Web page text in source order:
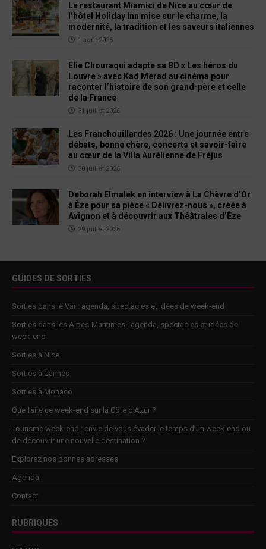
Le restaurant Miamici de Nice au cœur de
l’hôtel Holiday Inn mise sur le charme, la
modernité, la tradition et les saveurs italiennes
1 août 2026
Élie Chouraqui adapte sa BD « Les héros du
Louvre » avec Kad Merad au cinéma pour
raconter l’histoire de son grand-père et celle
de la France
31 juillet 2026
Les Franchouillardes 2026 : Une journée entre
débats, bonne chère, concerts et savoir-faire
au cœur de la Villa Aurélienne de Fréjus
30 juillet 2026
Deborah Elmalek en interview à La Chèvre d’Or
à Èze pour sa pièce « Délivrez-nous », créée à
Avignon et à découvrir aux Théâtrales d’Èze
29 juillet 2026
GUIDES DE SORTIES
Sorties dans le Var : agenda, spectacles et idées de week-end
Sorties dans les Alpes-Maritimes : agenda, spectacles et idées de
week-end
Sorties à Nice
Sorties à Cannes
Sorties à Monaco
Que faire ce week-end sur la Côte d’Azur ?
Tourisme week-end : envie de vous évader le temps d’un week-end ou
de découvrir une nouvelle destination ?
Explorez nos bonnes adresses
Agenda
Contact
RUBRIQUES